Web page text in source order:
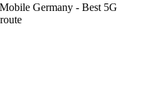
Germany - Best 5G